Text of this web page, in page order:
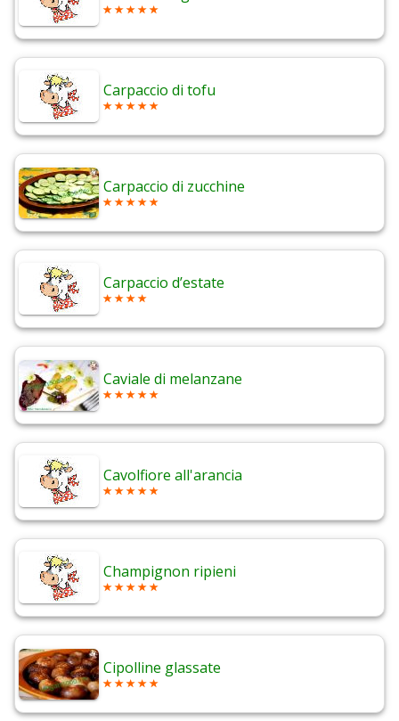
Carpaccio di tofu
Carpaccio di zucchine
Carpaccio d’estate
Caviale di melanzane
Cavolfiore all'arancia
Champignon ripieni
Cipolline glassate